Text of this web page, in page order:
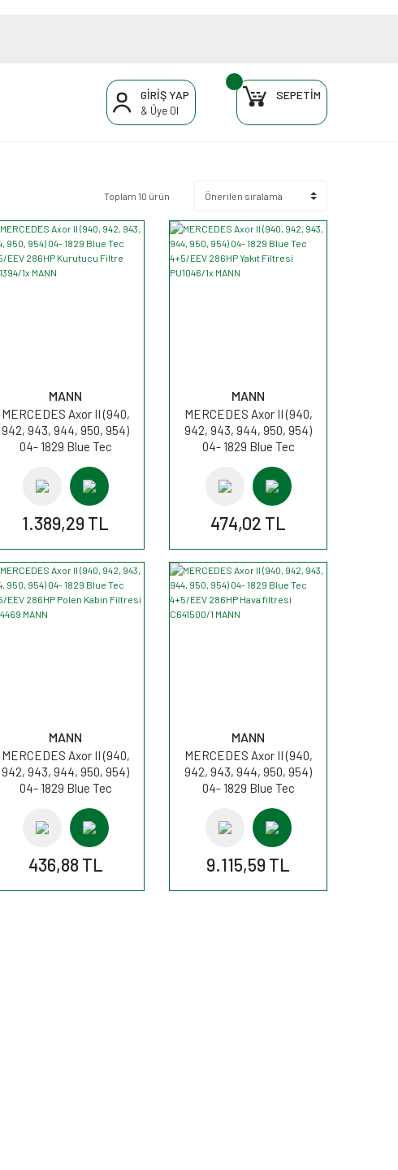
GİRİŞ YAP
& Üye Ol
SEPETİM
Toplam 10 ürün
MANN
MERCEDES Axor II (940,
942, 943, 944, 950, 954)
04- 1829 Blue Tec
Filtre TB1394/1x MANN
1.389,29 TL
MANN
MERCEDES Axor II (940,
942, 943, 944, 950, 954)
04- 1829 Blue Tec
Filtresi PU1046/1x MANN
474,02 TL
MANN
MERCEDES Axor II (940,
942, 943, 944, 950, 954)
04- 1829 Blue Tec
Kabin Filtresi CU4469
MANN
436,88 TL
MANN
MERCEDES Axor II (940,
942, 943, 944, 950, 954)
04- 1829 Blue Tec
filtresi C641500/1 MANN
9.115,59 TL